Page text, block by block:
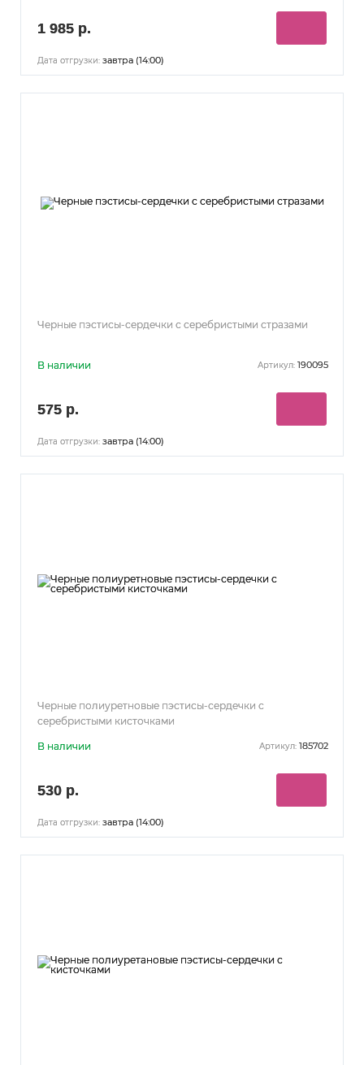
1 985 р.
Дата отгрузки: завтра (14:00)
Черные пэстисы-сердечки с серебристыми стразами
В наличии Артикул: 190095
575 р.
Дата отгрузки: завтра (14:00)
Черные полиуретновые пэстисы-сердечки с
серебристыми кисточками
В наличии Артикул: 185702
530 р.
Дата отгрузки: завтра (14:00)